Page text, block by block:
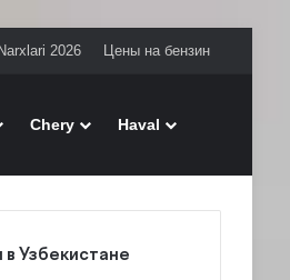
2026 Цены на бензин
Chery Haval
Узбекистане